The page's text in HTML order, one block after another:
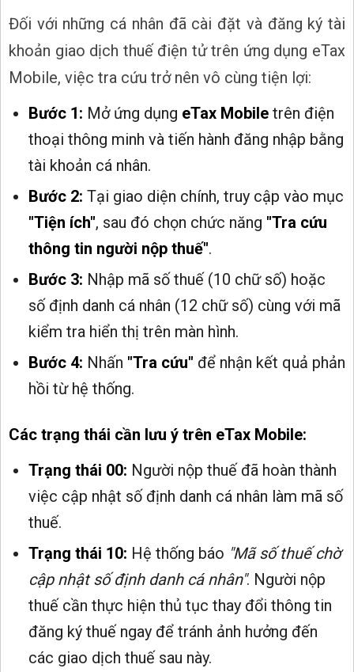
Đối với những cá nhân đã cài đặt và đăng ký tài
khoản giao dịch thuế điện tử trên ứng dụng eTax
Mobile, việc tra cứu trở nên vô cùng tiện lợi:
Bước 1: Mở ứng dụng eTax Mobile trên điện
thoại thông minh và tiến hành đăng nhập bằng
tài khoản cá nhân.
Bước 2: Tại giao diện chính, truy cập vào mục
"Tiện ích", sau đó chọn chức năng "Tra cứu
thông tin người nộp thuế".
Bước 3: Nhập mã số thuế (10 chữ số) hoặc
số định danh cá nhân (12 chữ số) cùng với mã
kiểm tra hiển thị trên màn hình.
Bước 4: Nhấn "Tra cứu" để nhận kết quả phản
hồi từ hệ thống.
Các trạng thái cần lưu ý trên eTax Mobile:
Trạng thái 00: Người nộp thuế đã hoàn thành
việc cập nhật số định danh cá nhân làm mã số
thuế.
Trạng thái 10: Hệ thống báo "Mã số thuế chờ
cập nhật số định danh cá nhân". Người nộp
thuế cần thực hiện thủ tục thay đổi thông tin
đăng ký thuế ngay để tránh ảnh hưởng đến
các giao dịch thuế sau này.